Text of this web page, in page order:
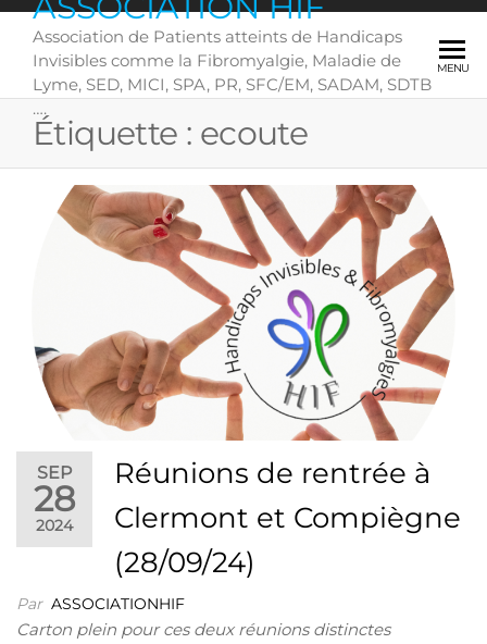
Skip
content
Association de Patients atteints de Handicaps
Invisibles comme la Fibromyalgie, Maladie de
Lyme, SED, MICI, SPA, PR, SFC/EM, SADAM, SDTB
….
MENU
Étiquette : ecoute
SEP
28
2024
Réunions de rentrée à
Clermont et Compiègne
(28/09/24)
Par ASSOCIATIONHIF
Carton plein pour ces deux réunions distinctes